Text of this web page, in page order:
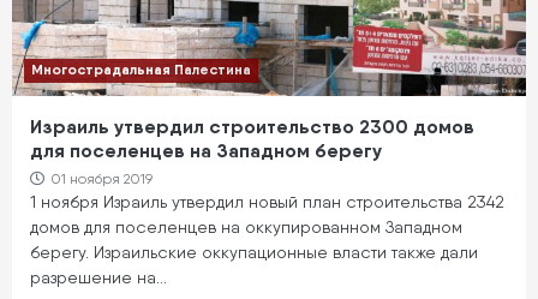
Многострадальная Палестина
Израиль утвердил строительство 2300 домов
для поселенцев на Западном берегу
01 ноября 2019
1 ноября Израиль утвердил новый план строительства 2342
домов для поселенцев на оккупированном Западном
берегу. Израильские оккупационные власти также дали
разрешение на…